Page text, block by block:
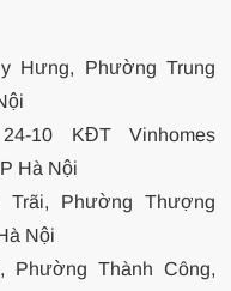
Hưng, Phường Trung
10 KĐT Vinhomes
Hà Nội
Trãi, Phường Thượng
Nội
Phường Thành Công,